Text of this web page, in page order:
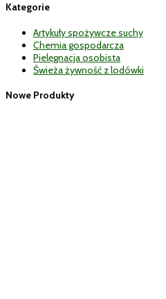
Kategorie
Artykuły spożywcze suchy
Chemia gospodarcza
Pielęgnacja osobista
Świeża żywność z lodówki
Nowe Produkty